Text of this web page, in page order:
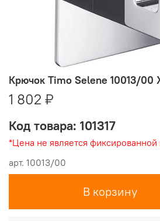
арт. 10013/00
Крючок Timo Selene 10013/00
1 802 ₽
Код товара: 101317
*Цена не является
В корзину